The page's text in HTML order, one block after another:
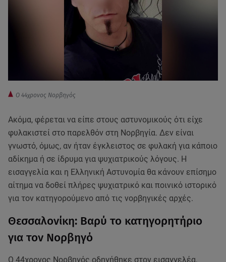
Ο 44χρονος Νορβηγός
Ακόμα, φέρεται να είπε στους αστυνομικούς ότι είχε
φυλακιστεί στο παρελθόν στη Νορβηγία. Δεν είναι
γνωστό, όμως, αν ήταν έγκλειστος σε φυλακή για κάποιο
αδίκημα ή σε ίδρυμα για ψυχιατρικούς λόγους. Η
εισαγγελία και η Ελληνική Αστυνομία θα κάνουν επίσημο
αίτημα να δοθεί πλήρες ψυχιατρικό και ποινικό ιστορικό
για τον κατηγορούμενο από τις νορβηγικές αρχές.
Θεσσαλονίκη: Βαρύ το κατηγορητήριο
για τον Νορβηγό
Ο 44χρονος Νορβηγός οδηγήθηκε στον εισαγγελέα,